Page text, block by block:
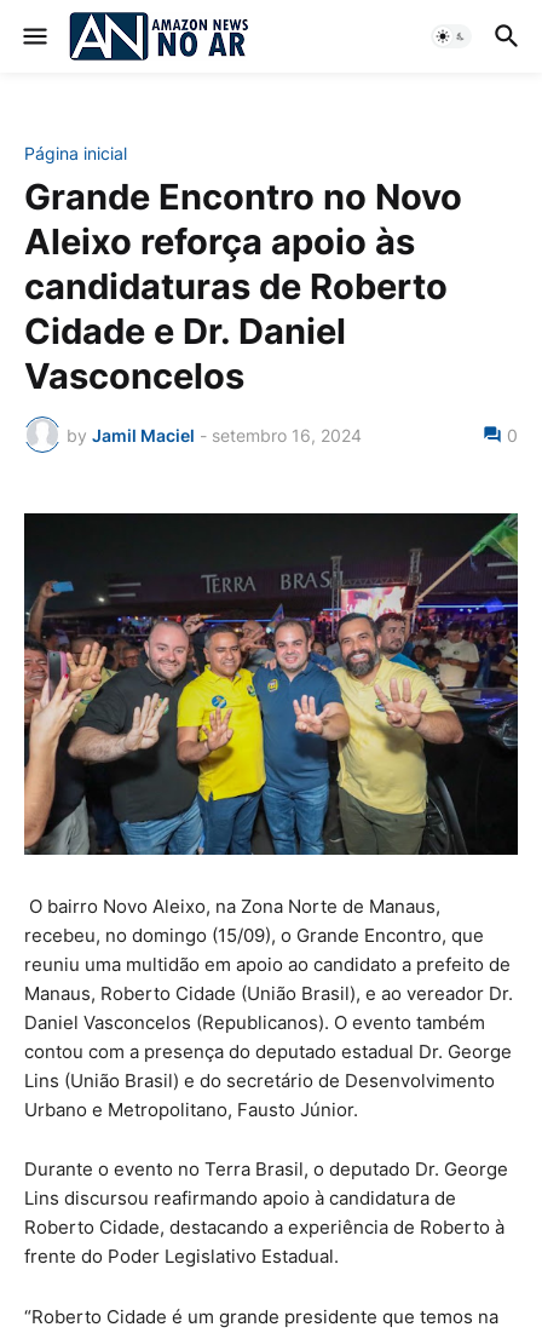
Página inicial
Grande Encontro no Novo
Aleixo reforça apoio às
candidaturas de Roberto
Cidade e Dr. Daniel
Vasconcelos
by Jamil Maciel - setembro 16, 2024 0
O bairro Novo Aleixo, na Zona Norte de Manaus,
recebeu, no domingo (15/09), o Grande Encontro, que
reuniu uma multidão em apoio ao candidato a prefeito de
Manaus, Roberto Cidade (União Brasil), e ao vereador Dr.
Daniel Vasconcelos (Republicanos). O evento também
contou com a presença do deputado estadual Dr. George
Lins (União Brasil) e do secretário de Desenvolvimento
Urbano e Metropolitano, Fausto Júnior.
Durante o evento no Terra Brasil, o deputado Dr. George
Lins discursou reafirmando apoio à candidatura de
Roberto Cidade, destacando a experiência de Roberto à
frente do Poder Legislativo Estadual.
“Roberto Cidade é um grande presidente que temos na